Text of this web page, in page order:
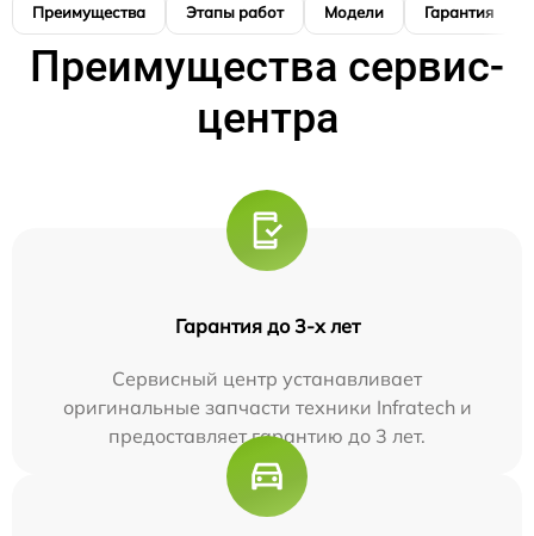
Преимущества Этапы работ Модели Гарантия
Преимущества сервис-
центра
Гарантия до 3-х лет
Сервисный центр устанавливает
оригинальные запчасти техники Infratech и
предоставляет гарантию до 3 лет.